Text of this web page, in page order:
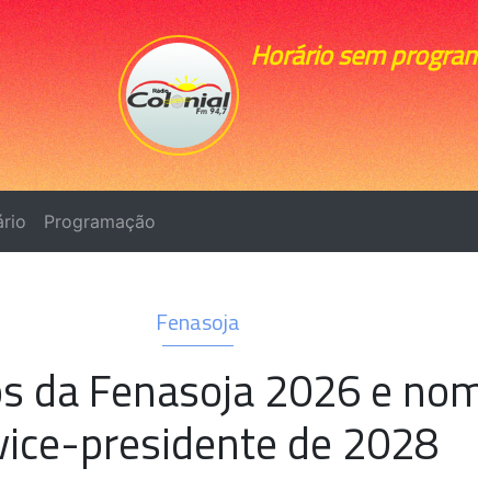
Horário sem
Programação
Fenasoja
da Fenasoja 2026 e
presidente de 2028